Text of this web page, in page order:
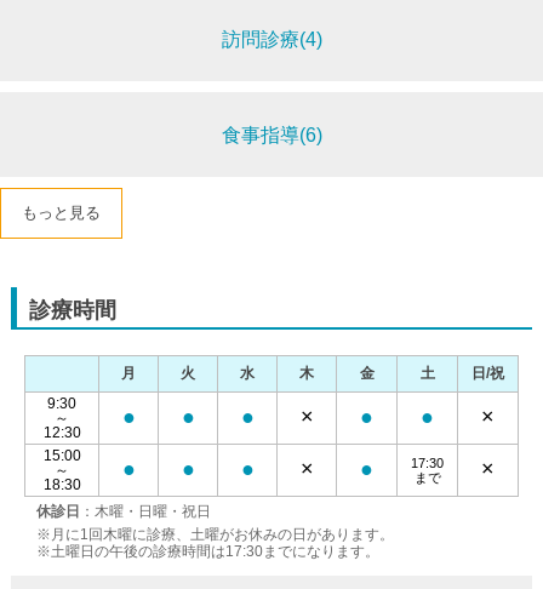
訪問診療(4)
食事指導(6)
もっと見る
診療時間
休診日 ：木曜・日曜・祝日
※月に1回木曜に診療、土曜がお休みの日があります。
※土曜日の午後の診療時間は17:30までになります。
月 火 水 木 金 土
日/祝
9:30
～
12:30
● ● ● × ● ● ×
15:00
～
18:30
● ● ● × ●
17:30
まで
×